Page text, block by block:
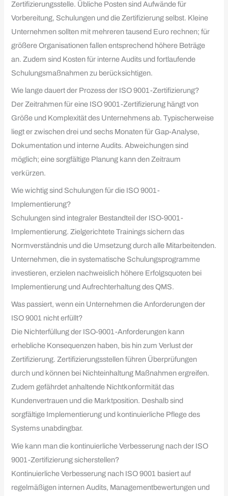
Zertifizierungsstelle. Übliche Posten sind Aufwände für
Vorbereitung, Schulungen und die Zertifizierung selbst. Kleine
Unternehmen sollten mit mehreren tausend Euro rechnen; für
größere Organisationen fallen entsprechend höhere Beträge
an. Zudem sind Kosten für interne Audits und fortlaufende
Schulungsmaßnahmen zu berücksichtigen.
Wie lange dauert der Prozess der ISO 9001-Zertifizierung?
Der Zeitrahmen für eine ISO 9001-Zertifizierung hängt von
Größe und Komplexität des Unternehmens ab. Typischerweise
liegt er zwischen drei und sechs Monaten für Gap-Analyse,
Dokumentation und interne Audits. Abweichungen sind
möglich; eine sorgfältige Planung kann den Zeitraum
verkürzen.
Wie wichtig sind Schulungen für die ISO 9001-
Implementierung?
Schulungen sind integraler Bestandteil der ISO-9001-
Implementierung. Zielgerichtete Trainings sichern das
Normverständnis und die Umsetzung durch alle Mitarbeitenden.
Unternehmen, die in systematische Schulungsprogramme
investieren, erzielen nachweislich höhere Erfolgsquoten bei
Implementierung und Aufrechterhaltung des QMS.
Was passiert, wenn ein Unternehmen die Anforderungen der
ISO 9001 nicht erfüllt?
Die Nichterfüllung der ISO-9001-Anforderungen kann
erhebliche Konsequenzen haben, bis hin zum Verlust der
Zertifizierung. Zertifizierungsstellen führen Überprüfungen
durch und können bei Nichteinhaltung Maßnahmen ergreifen.
Zudem gefährdet anhaltende Nichtkonformität das
Kundenvertrauen und die Marktposition. Deshalb sind
sorgfältige Implementierung und kontinuierliche Pflege des
Systems unabdingbar.
Wie kann man die kontinuierliche Verbesserung nach der ISO
9001-Zertifizierung sicherstellen?
Kontinuierliche Verbesserung nach ISO 9001 basiert auf
regelmäßigen internen Audits, Managementbewertungen und